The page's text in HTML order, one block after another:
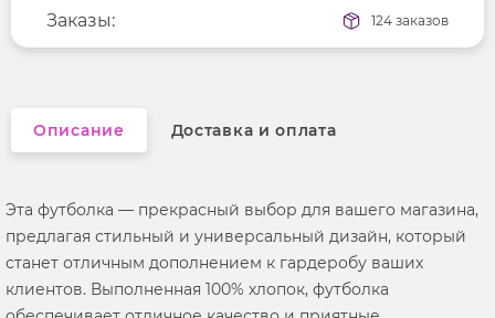
Длина рукава
короткие
Вырез горловины
округлый
Заказы: 124 заказов
Описание Доставка и оплата
Эта футболка — прекрасный выбор для вашего магазина,
предлагая стильный и универсальный дизайн, который
станет отличным дополнением к гардеробу ваших
клиентов. Выполненная 100% хлопок, футболка